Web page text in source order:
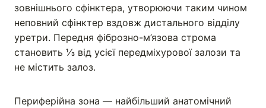
зовнішнього сфінктера, утворюючи таким чином
неповний сфінктер вздовж дистального відділу
уретри. Передня фіброзно-м’язова строма
становить ⅓ від усієї передміхурової залози та
не містить залоз.
Периферійна зона — найбільший анатомічний